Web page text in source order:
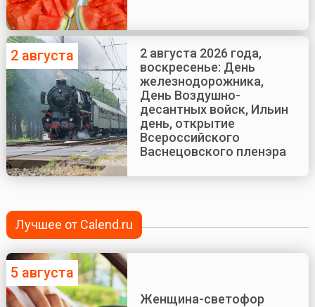
2 августа
2 августа 2026 года,
воскресенье: День
железнодорожника,
День Воздушно-
десантных войск, Ильин
день, открытие
Всероссийского
Васнецовского пленэра
Лучшее от Calend.ru
5 августа
Женщина-светофор